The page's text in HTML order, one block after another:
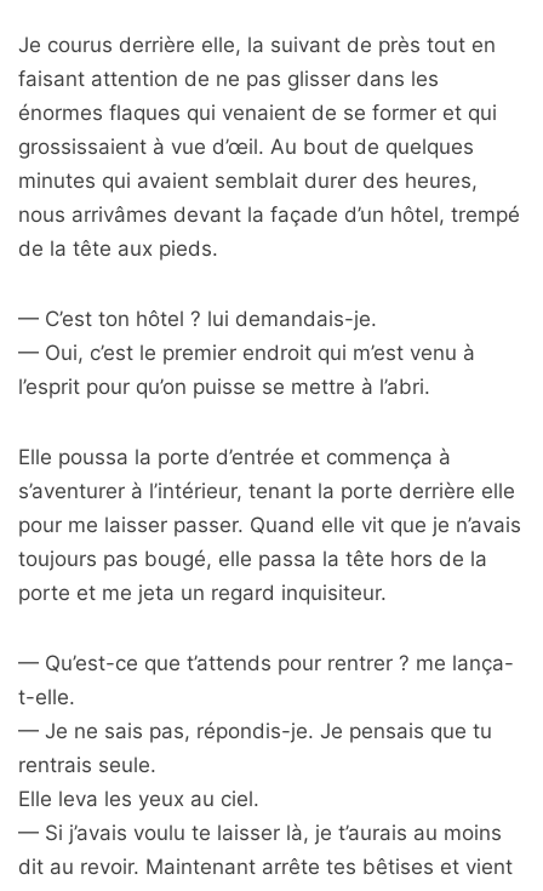
Je courus derrière elle, la suivant de près tout en
faisant attention de ne pas glisser dans les
énormes flaques qui venaient de se former et qui
grossissaient à vue d’œil. Au bout de quelques
minutes qui avaient semblait durer des heures,
nous arrivâmes devant la façade d’un hôtel, trempé
de la tête aux pieds.
— C’est ton hôtel ? lui demandais-je.
— Oui, c’est le premier endroit qui m’est venu à
l’esprit pour qu’on puisse se mettre à l’abri.
Elle poussa la porte d’entrée et commença à
s’aventurer à l’intérieur, tenant la porte derrière elle
pour me laisser passer. Quand elle vit que je n’avais
toujours pas bougé, elle passa la tête hors de la
porte et me jeta un regard inquisiteur.
— Qu’est-ce que t’attends pour rentrer ? me lança-
t-elle.
— Je ne sais pas, répondis-je. Je pensais que tu
rentrais seule.
Elle leva les yeux au ciel.
— Si j’avais voulu te laisser là, je t’aurais au moins
dit au revoir. Maintenant arrête tes bêtises et vient